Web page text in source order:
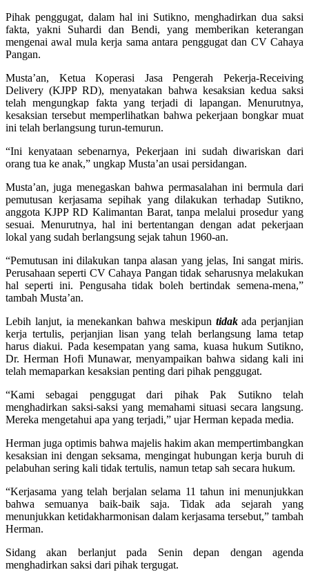
Pihak penggugat, dalam hal ini Sutikno, menghadirkan dua saksi
fakta, yakni Suhardi dan Bendi, yang memberikan keterangan
mengenai awal mula kerja sama antara penggugat dan CV Cahaya
Pangan.
Musta’an, Ketua Koperasi Jasa Pengerah Pekerja-Receiving
Delivery (KJPP RD), menyatakan bahwa kesaksian kedua saksi
telah mengungkap fakta yang terjadi di lapangan. Menurutnya,
kesaksian tersebut memperlihatkan bahwa pekerjaan bongkar muat
ini telah berlangsung turun-temurun.
“Ini kenyataan sebenarnya, Pekerjaan ini sudah diwariskan dari
orang tua ke anak,” ungkap Musta’an usai persidangan.
Musta’an, juga menegaskan bahwa permasalahan ini bermula dari
pemutusan kerjasama sepihak yang dilakukan terhadap Sutikno,
anggota KJPP RD Kalimantan Barat, tanpa melalui prosedur yang
sesuai. Menurutnya, hal ini bertentangan dengan adat pekerjaan
lokal yang sudah berlangsung sejak tahun 1960-an.
“Pemutusan ini dilakukan tanpa alasan yang jelas, Ini sangat miris.
Perusahaan seperti CV Cahaya Pangan tidak seharusnya melakukan
hal seperti ini. Pengusaha tidak boleh bertindak semena-mena,”
tambah Musta’an.
Lebih lanjut, ia menekankan bahwa meskipun tidakada perjanjian
kerja tertulis, perjanjian lisan yang telah berlangsung lama tetap
harus diakui. Pada kesempatan yang sama, kuasa hukum Sutikno,
Dr. Herman Hofi Munawar, menyampaikan bahwa sidang kali ini
telah memaparkan kesaksian penting dari pihak penggugat.
“Kami sebagai penggugat dari pihak Pak Sutikno telah
menghadirkan saksi-saksi yang memahami situasi secara langsung.
Mereka mengetahui apa yang terjadi,” ujar Herman kepada media.
Herman juga optimis bahwa majelis hakim akan mempertimbangkan
kesaksian ini dengan seksama, mengingat hubungan kerja buruh di
pelabuhan sering kali tidak tertulis, namun tetap sah secara hukum.
“Kerjasama yang telah berjalan selama 11 tahun ini menunjukkan
bahwa semuanya baik-baik saja. Tidak ada sejarah yang
menunjukkan ketidakharmonisan dalam kerjasama tersebut,” tambah
Herman.
Sidang akan berlanjut pada Senin depan dengan agenda
menghadirkan saksi dari pihak tergugat.